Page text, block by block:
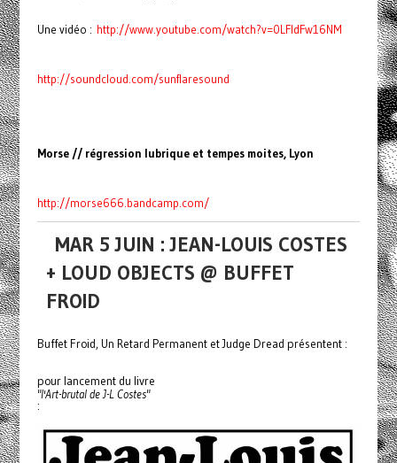
Une vidéo : http://www.youtube.com/watch?v=0LFldFw16NM
http://soundcloud.com/sunflaresound
Morse // régression lubrique et tempes moites, Lyon
http://morse666.bandcamp.com/
MAR 5 JUIN : JEAN-LOUIS COSTES
+ LOUD OBJECTS @ BUFFET
FROID
Buffet Froid, Un Retard Permanent et Judge Dread présentent :
pour lancement du livre
"l'Art-brutal de J-L Costes"
: